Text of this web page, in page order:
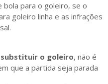
bola para o goleiro, se o
goleiro linha e as infrações
substituir o goleiro, não é
que a partida seja parada